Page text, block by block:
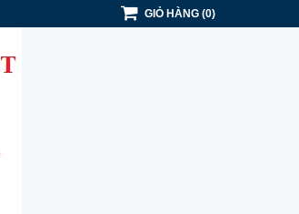
GIỎ HÀNG (0)